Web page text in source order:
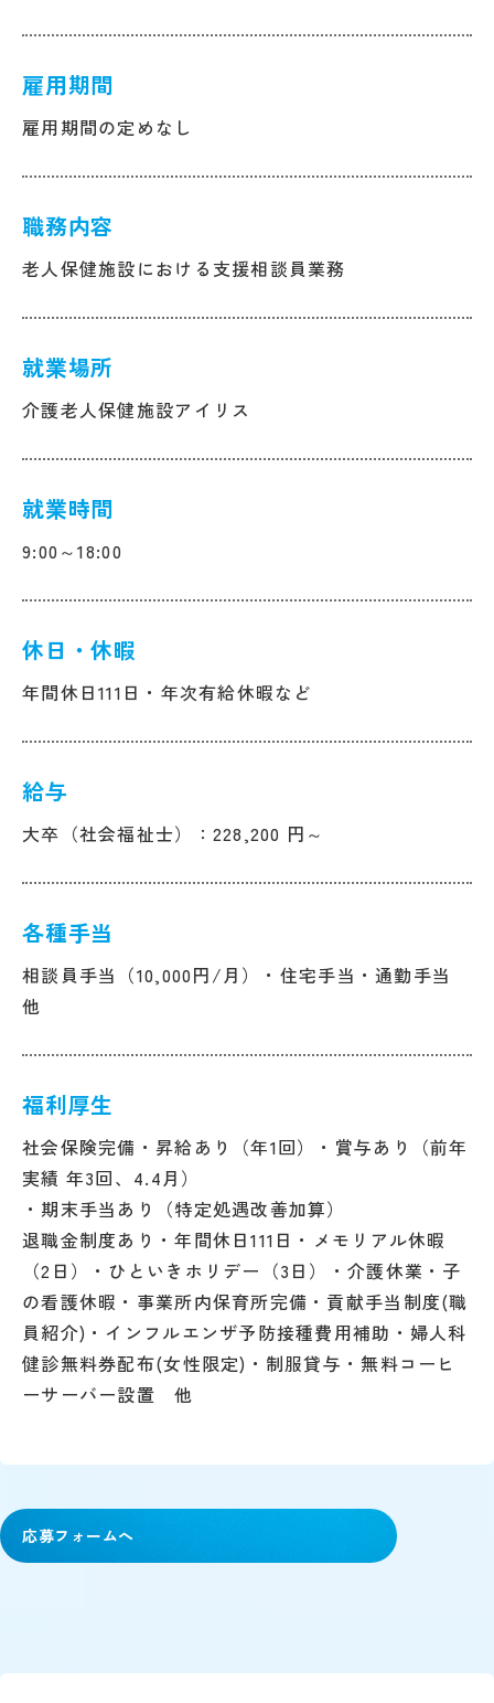
雇用期間
雇用期間の定めなし
職務内容
老人保健施設における支援相談員業務
就業場所
介護老人保健施設アイリス
就業時間
9:00～18:00
休日・休暇
年間休日111日・年次有給休暇など
給与
大卒（社会福祉士）：228,200 円～
各種手当
相談員手当（10,000円/月）・住宅手当・通勤手当
他
福利厚生
社会保険完備・昇給あり（年1回）・賞与あり（前年
実績 年3回、4.4月）
・期末手当あり（特定処遇改善加算）
退職金制度あり・年間休日111日・メモリアル休暇
（2日）・ひといきホリデー（3日）・介護休業・子
の看護休暇・事業所内保育所完備・貢献手当制度(職
員紹介)・インフルエンザ予防接種費用補助・婦人科
健診無料券配布(女性限定)・制服貸与・無料コーヒ
ーサーバー設置 他
応募フォームへ